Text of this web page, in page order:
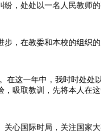
，处处以一名人民教师
，在教委和本校的组织
在这一年中，我时时处
吸取教训，先将本人在
心国际时局，关注国家